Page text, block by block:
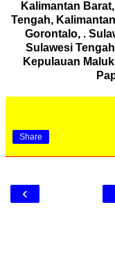
Kalimantan
Tengah,
Gorontalo, .
Sulawesi
Kepulauan
Share
‹